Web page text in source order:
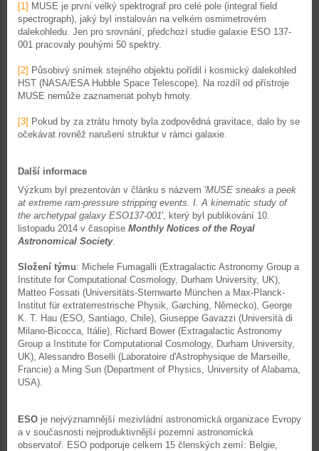
[1] MUSE je první velký spektrograf pro celé pole (integral field
spectrograph), jaký byl instalován na velkém osmimetrovém
dalekohledu. Jen pro srovnání, předchozí studie galaxie ESO 137-
001 pracovaly pouhými 50 spektry.
[2] Působivý snímek stejného objektu pořídil i kosmický dalekohled
HST (NASA/ESA Hubble Space Telescope). Na rozdíl od přístroje
MUSE nemůže zaznamenat pohyb hmoty.
[3] Pokud by za ztrátu hmoty byla zodpovědná gravitace, dalo by se
očekávat rovněž narušení struktur v rámci galaxie.
Další informace
Výzkum byl prezentován v článku s názvem 'MUSE sneaks a peek
at extreme ram-pressure stripping events. I. A kinematic study of
the archetypal galaxy ESO137-001', který byl publikování 10.
listopadu 2014 v časopise Monthly Notices of the Royal
Astronomical Society.
Složení týmu: Michele Fumagalli (Extragalactic Astronomy Group a
Institute for Computational Cosmology, Durham University, UK),
Matteo Fossati (Universitäts-Sternwarte München a Max-Planck-
Institut für extraterrestrische Physik, Garching, Německo), George
K. T. Hau (ESO, Santiago, Chile), Giuseppe Gavazzi (Università di
Milano-Bicocca, Itálie), Richard Bower (Extragalactic Astronomy
Group a Institute for Computational Cosmology, Durham University,
UK), Alessandro Boselli (Laboratoire d'Astrophysique de Marseille,
Francie) a Ming Sun (Department of Physics, University of Alabama,
USA).
ESO je nejvýznamnější mezivládní astronomická organizace Evropy
a v současnosti nejproduktivnější pozemní astronomická
observatoř. ESO podporuje celkem 15 členských zemí: Belgie,